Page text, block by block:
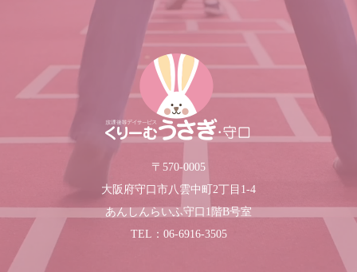
〒570-0005
大阪府守口市八雲中町2丁目1-4
あんしんらいふ守口1階B号室
TEL：06-6916-3505